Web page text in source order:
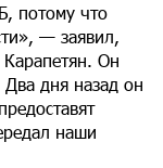
потому что
— заявил,
Он
дня назад он
наши